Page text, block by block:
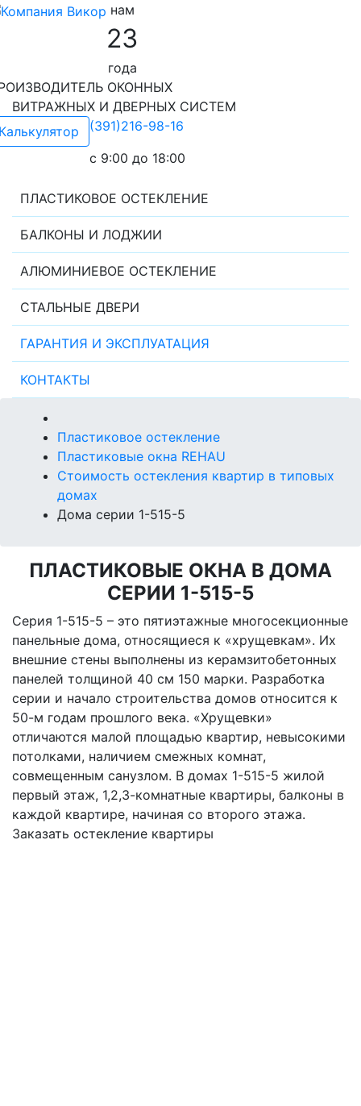
нам
23
года
ОКОННЫХ
И ДВЕРНЫХ СИСТЕМ
(391)216-98-16
c 9:00 до 18:00
ПЛАСТИКОВОЕ ОСТЕКЛЕНИЕ
БАЛКОНЫ И ЛОДЖИИ
АЛЮМИНИЕВОЕ ОСТЕКЛЕНИЕ
СТАЛЬНЫЕ ДВЕРИ
ГАРАНТИЯ И ЭКСПЛУАТАЦИЯ
КОНТАКТЫ
Пластиковое остекление
Пластиковые окна REHAU
Стоимость остекления квартир в типовых
домах
Дома серии 1-515-5
ПЛАСТИКОВЫЕ ОКНА В ДОМА
СЕРИИ 1-515-5
Серия 1-515-5 – это пятиэтажные многосекционные
панельные дома, относящиеся к «хрущевкам». Их
внешние стены выполнены из керамзитобетонных
панелей толщиной 40 см 150 марки. Разработка
серии и начало строительства домов относится к
50-м годам прошлого века. «Хрущевки»
отличаются малой площадью квартир, невысокими
потолками, наличием смежных комнат,
совмещенным санузлом. В домах 1-515-5 жилой
первый этаж, 1,2,3-комнатные квартиры, балконы в
каждой квартире, начиная со второго этажа.
Заказать остекление квартиры